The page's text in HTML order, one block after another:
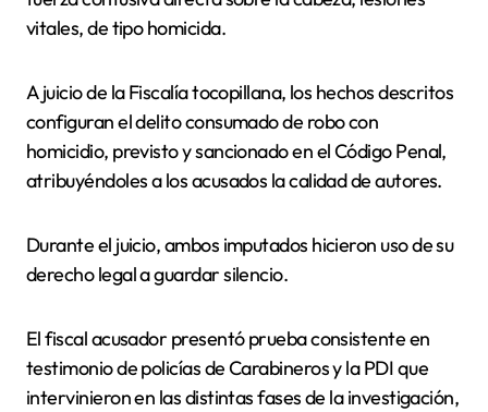
vitales, de tipo homicida.
A juicio de la Fiscalía tocopillana, los hechos descritos
configuran el delito consumado de robo con
homicidio, previsto y sancionado en el Código Penal,
atribuyéndoles a los acusados la calidad de autores.
Durante el juicio, ambos imputados hicieron uso de su
derecho legal a guardar silencio.
El fiscal acusador presentó prueba consistente en
testimonio de policías de Carabineros y la PDI que
intervinieron en las distintas fases de la investigación,